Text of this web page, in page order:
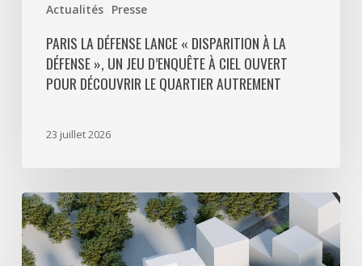
Actualités Presse
découvrir
quartier
PARIS LA DÉFENSE LANCE « DISPARITION À LA
DÉFENSE », UN JEU D’ENQUÊTE À CIEL OUVERT
POUR DÉCOUVRIR LE QUARTIER AUTREMENT
23 juillet 2026
Avec
5
actes